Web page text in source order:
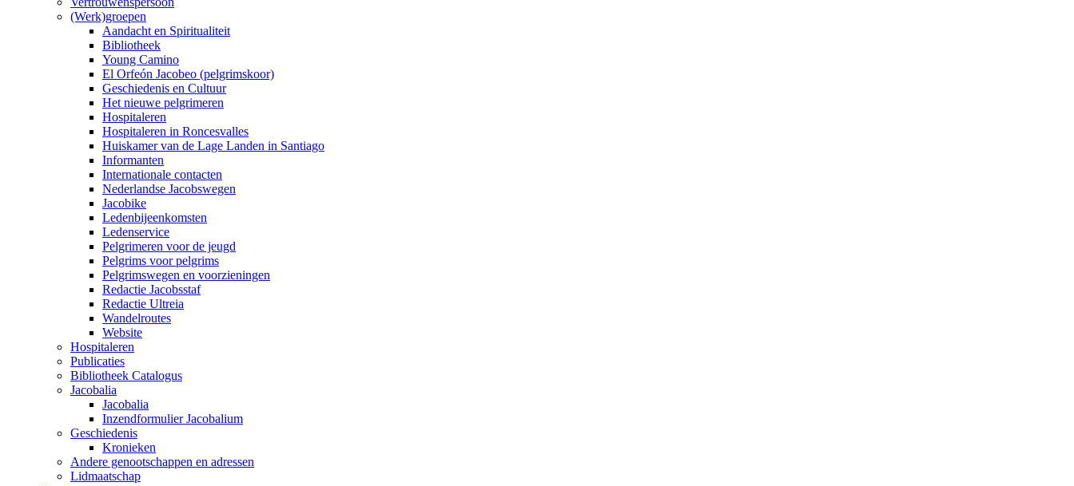
(Werk)groepen
Aandacht en Spiritualiteit
Bibliotheek
Young Camino
El Orfeón Jacobeo (pelgrimskoor)
Geschiedenis en Cultuur
Het nieuwe pelgrimeren
Hospitaleren
Hospitaleren in Roncesvalles
Huiskamer van de Lage Landen in Santiago
Informanten
Internationale contacten
Nederlandse Jacobswegen
Jacobike
Ledenbijeenkomsten
Ledenservice
Pelgrimeren voor de jeugd
Pelgrims voor pelgrims
Pelgrimswegen en voorzieningen
Redactie Jacobsstaf
Redactie Ultreia
Wandelroutes
Website
Hospitaleren
Publicaties
Bibliotheek Catalogus
Jacobalia
Jacobalia
Inzendformulier Jacobalium
Geschiedenis
Kronieken
Andere genootschappen en adressen
Lidmaatschap